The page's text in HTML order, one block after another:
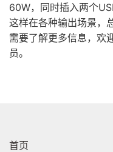
60W，同时插入两个
这样在各种输出场景，
需要了解更多信息，欢
员。
首页